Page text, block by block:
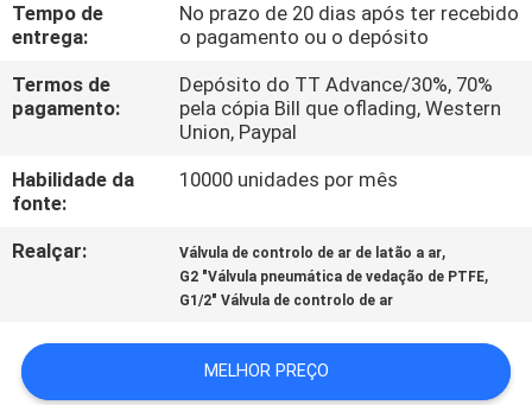
CONTACTE-
NOS
PEÇA
UMAS
CITAÇÕES
SHOW
Tempo de
entrega:
No prazo de 20 dias após ter recebido
o pagamento ou o depósito
Termos de
pagamento:
Depósito do TT Advance/30%, 70%
pela cópia Bill que oflading, Western
Union, Paypal
Habilidade da
fonte:
10000 unidades por mês
Realçar: Válvula de controlo de ar de latão a ar,
G2 "Válvula pneumática de vedação de PTFE,
G1/2" Válvula de controlo de ar
MELHOR PREÇO